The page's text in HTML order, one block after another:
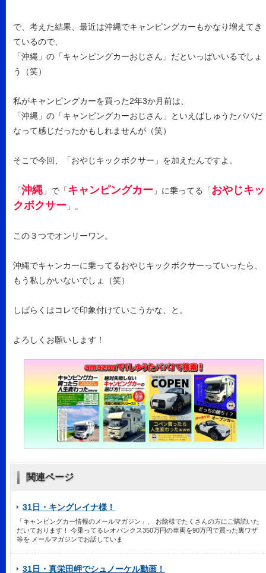
で、考えた結果、最近は沖縄でキャンピングカーもかなり増えてき
ているので、
「沖縄」の「キャンピングカーおじさん」だといっぱいいるでしょ
う（笑）
私がキャンピングカーを買った2年3か月前は、
「沖縄」の「キャンピングカーおじさん」といえばしゅうたパパだ
なって感じだったかもしれませんが（笑）
そこで今回、「おやじキックボクサー」を加えたんですよ。
「沖縄」で「キャンピングカー」に乗ってる「おやじキッ
クボクサー」。
この３つでオンリーワン。
沖縄でキャンカーに乗ってるおやじキックボクサーっていったら、
もう私しかいないでしょ（笑）
しばらくはコレで印象付けていこうかな、と。
よろしくお願いします！
関連ページ
31日・キングレイナ様！
「キャンピングカー情報のメールマガジン」、 お陰様でたくさんの方にご購読いた
だいております！ 今乗ってるレオバンクス350万円の車両を90万円で買った裏ワザ
等を メールマガジンでお話していま
31日・真栄田岬でシュノーケル動画！